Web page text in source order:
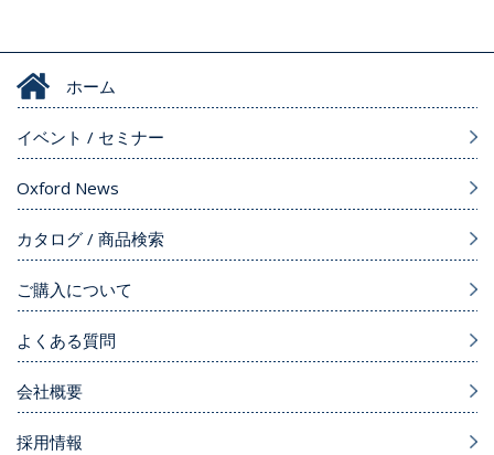
ホーム
イベント / セミナー
Oxford News
カタログ / 商品検索
ご購入について
よくある質問
会社概要
採用情報